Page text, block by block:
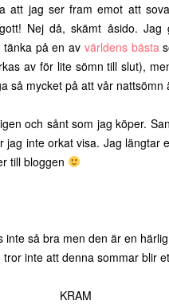
att jag ser fram emot att
Nej då, skämt åsido.
på en av världens bästa
av för lite sömn till slut),
så mycket på att vår nattsömn
och sånt som jag köper.
inte orkat visa. Jag längtar
till bloggen
så bra men den är en
inte att denna sommar blir
KRAM